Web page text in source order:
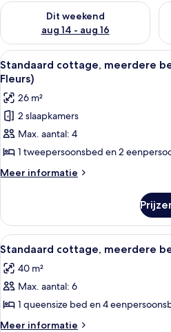
Dit weekend
aug 14 - aug 16
De beschikbaarheid controleren
Alle
foto's
voor
Standaard
cottage,
meerdere
bedden,
niet-
Fleurs)
laden
4
Standaard cottage, meerdere
Fleurs)
26 m²
2 slaapkamers
Max. aantal: 4
1 tweepersoonsbed en 2
Meer informatie
Meer
cottage,
meerdere
bedden,
roken
(3
Alle
foto's
voor
Standaard
cottage,
meerdere
2
Standaard cottage, meerdere
40 m²
Max. aantal: 6
1 queensize bed en 4
Meer informatie
Meer